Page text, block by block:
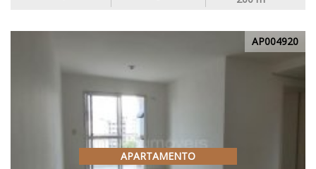
AP004920
APARTAMENTO